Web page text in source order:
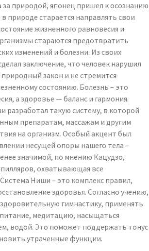
за природой, японец пришел к осознанию
природе старается направлять свои
жизненного равновесия и
стараются предотвратить
изменений и болезни. Из своих
заключение, что человек нарушил
закон и не стремится
состоянию. Болезнь – это
а здоровье — баланс и гармония.
разработал такую систему, в которой
препаратам, массажам и другим
на организм. Особый акцент был
несущей опоры нашего тела –
значимой, по мнению Кацудзо,
охватывающая все
Ниши – это комплекс правил,
здоровья. Согласно учению,
гимнастику, применять
медитацию, насыщаться
водой. Это поможет поддержать тонус
утраченные функции.